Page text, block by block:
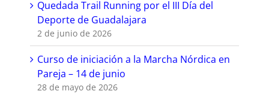
Quedada Trail Running por el III Día del
Deporte de Guadalajara
2 de junio de 2026
Curso de iniciación a la Marcha Nórdica en
Pareja – 14 de junio
28 de mayo de 2026